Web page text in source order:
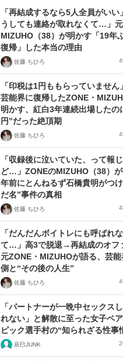
「再結成するなら5人全員がい
うしても連絡が取れなくて…」元
MIZUHO（38）が明かす「19年
復帰」した本当の理由
佐藤 ちひろ 4
「印税は1円ももらっていませ
芸能界に復帰したZONE・
明かす、紅白3年連続出場したの
円”だった絶頂期
佐藤 ちひろ 4
「収録後に泣いていた、って報
ど…」ZONEのMIZUHO（38）
年前にとんねるず石橋貴明がつ
だ名”事件の真相
佐藤 ちひろ 4
「だんだんボイトレにも呼ばれ
て…」高3で脱退→再結成のオフ
元ZONE・MIZUHOが語る、芸
側と“その後の人生”
佐藤 ちひろ 4
「パートナーが一晩中セックス
れない」と解散に至った女子ペ
ピック選手村の“知られざる性事
辰巳JUNK